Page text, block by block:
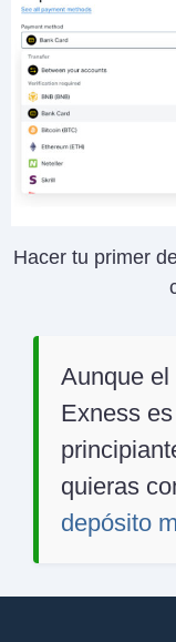
Hacer tu primer
Aunque el
Exness
quieras
depósito